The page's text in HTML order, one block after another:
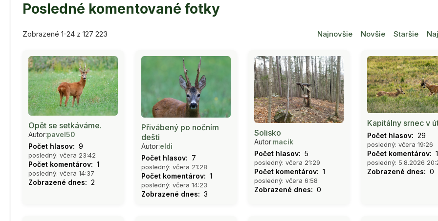
Posledné komentované fotky
Zobrazené 1-24 z 127 223 Najnovšie Novšie Staršie
Opět se setkáváme.
Autor:pavel50
Počet hlasov: 9
posledný: včera 23:42
Počet komentárov: 1
posledný: včera 14:37
Zobrazené dnes: 2
Přivábený po nočním
dešti
Autor:eldi
Počet hlasov: 7
posledný: včera 21:28
Počet komentárov: 1
posledný: včera 14:23
Zobrazené dnes: 3
Solisko
Autor:macik
Počet hlasov: 5
posledný: včera 21:29
Počet komentárov: 1
posledný: včera 6:58
Zobrazené dnes: 0
Kapitálny srnec v
Počet hlasov: 29
posledný: včera 19:26
Počet komentárov: 1
posledný: 5.8.2026
Zobrazené dnes: 0